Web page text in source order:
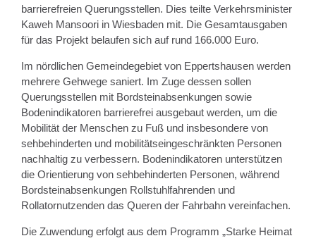
barrierefreien Querungsstellen. Dies teilte Verkehrsminister
Kaweh Mansoori in Wiesbaden mit. Die Gesamtausgaben
für das Projekt belaufen sich auf rund 166.000 Euro.
Im nördlichen Gemeindegebiet von Eppertshausen werden
mehrere Gehwege saniert. Im Zuge dessen sollen
Querungsstellen mit Bordsteinabsenkungen sowie
Bodenindikatoren barrierefrei ausgebaut werden, um die
Mobilität der Menschen zu Fuß und insbesondere von
sehbehinderten und mobilitätseingeschränkten Personen
nachhaltig zu verbessern. Bodenindikatoren unterstützen
die Orientierung von sehbehinderten Personen, während
Bordsteinabsenkungen Rollstuhlfahrenden und
Rollatornutzenden das Queren der Fahrbahn vereinfachen.
Die Zuwendung erfolgt aus dem Programm „Starke Heimat